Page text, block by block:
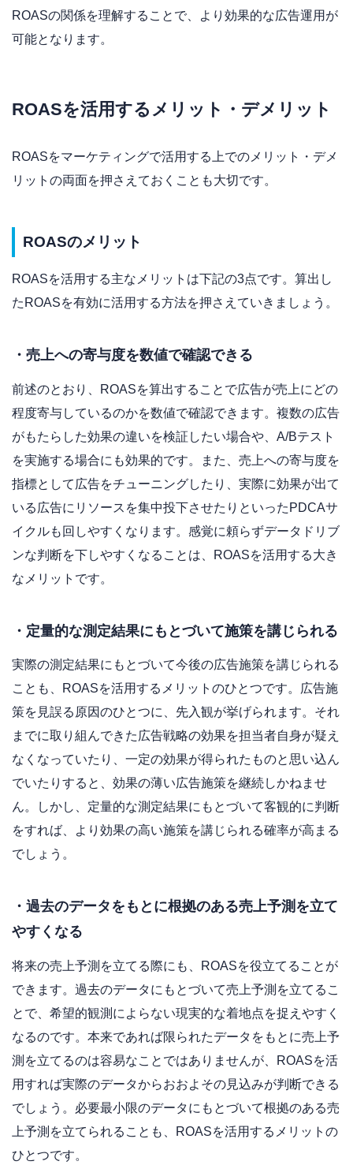
ROASの関係を理解することで、より効果的な広告運用が
可能となります。
ROASを活用するメリット・デメリット
ROASをマーケティングで活用する上でのメリット・デメ
リットの両面を押さえておくことも大切です。
ROASのメリット
ROASを活用する主なメリットは下記の3点です。算出し
たROASを有効に活用する方法を押さえていきましょう。
・売上への寄与度を数値で確認できる
前述のとおり、ROASを算出することで広告が売上にどの
程度寄与しているのかを数値で確認できます。複数の広告
がもたらした効果の違いを検証したい場合や、A/Bテスト
を実施する場合にも効果的です。また、売上への寄与度を
指標として広告をチューニングしたり、実際に効果が出て
いる広告にリソースを集中投下させたりといったPDCAサ
イクルも回しやすくなります。感覚に頼らずデータドリブ
ンな判断を下しやすくなることは、ROASを活用する大き
なメリットです。
・定量的な測定結果にもとづいて施策を講じられる
実際の測定結果にもとづいて今後の広告施策を講じられる
ことも、ROASを活用するメリットのひとつです。広告施
策を見誤る原因のひとつに、先入観が挙げられます。それ
までに取り組んできた広告戦略の効果を担当者自身が疑え
なくなっていたり、一定の効果が得られたものと思い込ん
でいたりすると、効果の薄い広告施策を継続しかねませ
ん。しかし、定量的な測定結果にもとづいて客観的に判断
をすれば、より効果の高い施策を講じられる確率が高まる
でしょう。
・過去のデータをもとに根拠のある売上予測を立て
やすくなる
将来の売上予測を立てる際にも、ROASを役立てることが
できます。過去のデータにもとづいて売上予測を立てるこ
とで、希望的観測によらない現実的な着地点を捉えやすく
なるのです。 本来であれば限られたデータをもとに売上予
測を立てるのは容易なことではありませんが、ROASを活
用すれば実際のデータからおおよその見込みが判断できる
でしょう。必要最小限のデータにもとづいて根拠のある売
上予測を立てられることも、ROASを活用するメリットの
ひとつです。